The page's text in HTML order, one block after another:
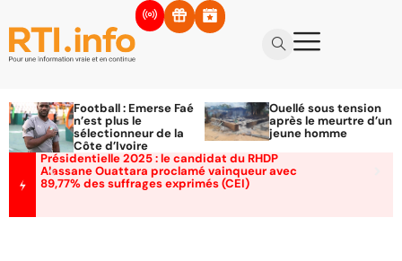
Football : Emerse Faé
n’est plus le
sélectionneur de la
Côte d’Ivoire
Ouellé sous tension
après le meurtre d’un
jeune homme
Présidentielle 2025 : le candidat du RHDP
Alassane Ouattara proclamé vainqueur avec
89,77% des suffrages exprimés (CEI)